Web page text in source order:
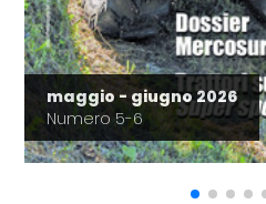
maggio - giugno 2026
Numero 5-6